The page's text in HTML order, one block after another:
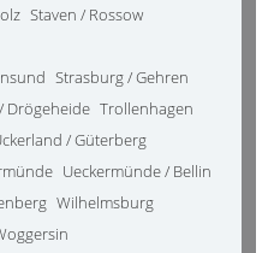
Staven / Rossow
Strasburg / Gehren
Drögeheide Trollenhagen
/ Güterberg
Ueckermünde / Bellin
Wilhelmsburg